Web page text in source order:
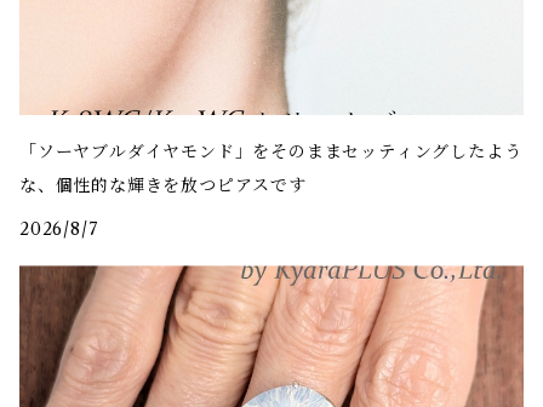
「ソーヤブルダイヤモンド」をそのままセッティングしたよう
な、個性的な輝きを放つピアスです
2026/8/7